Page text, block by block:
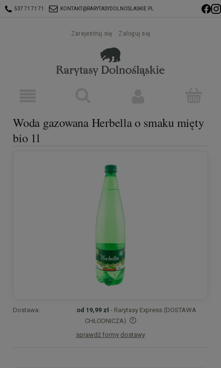
537 71 71 71 KONTAKT@RARYTASYDOLNOSLASKIE.PL
Zarejestruj się Zaloguj się
Woda gazowana Herbella o smaku mięty
bio 1l
Dostawa: od 19,99 zł - Rarytasy Express (DOSTAWA
CHŁODNICZA)
Cena nie zawiera ewentualnych kosztów płatności
sprawdź formy dostawy